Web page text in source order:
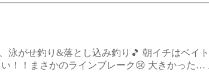
泳がせ釣り&落とし込み釣り🎵 朝イチはベイ
！！まさかのラインブレーク😢 大きかった…